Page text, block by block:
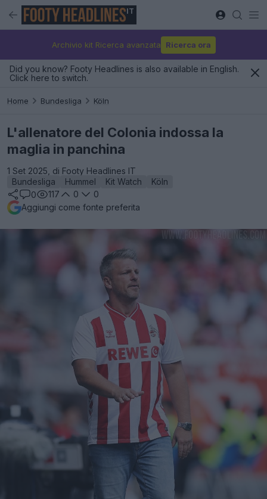
IT
Archivio kit Ricerca avanzata Ricerca ora
Did you know? Footy Headlines is also available in English.
Click here to switch.
Home Bundesliga Köln
L'allenatore del Colonia indossa la
maglia in panchina
1 Set 2025, di Footy Headlines IT
Bundesliga
Hummel Kit Watch
Köln
0
117 0
0
Aggiungi come fonte preferita